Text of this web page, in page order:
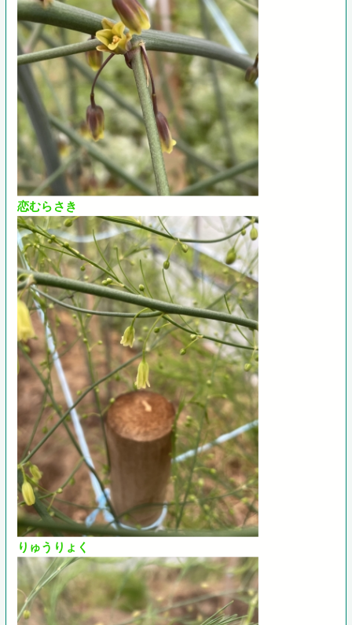
恋むらさき
りゅうりょく